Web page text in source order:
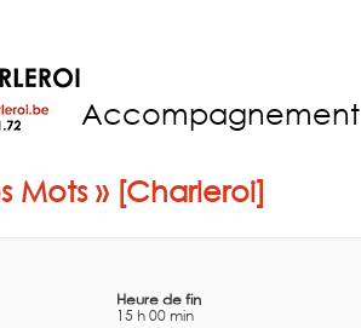
Accompagnement
Mots » [Charleroi]
Heure de fin
15 h 00 min